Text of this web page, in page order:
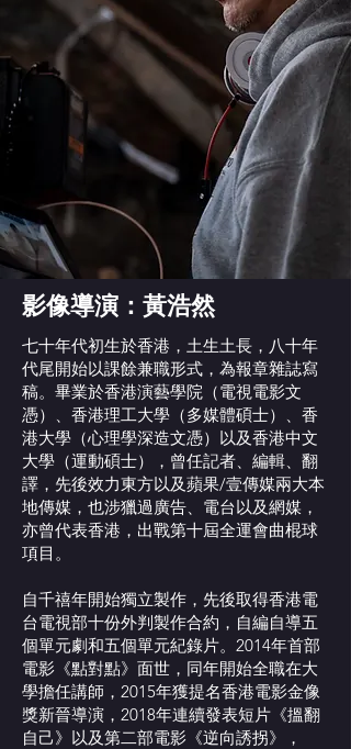
影像導演：黃浩然
七十年代初生於香港，土生土長，八十年
代尾開始以課餘兼職形式，為報章雜誌寫
稿。畢業於香港演藝學院（電視電影文
憑）、香港理工大學（多媒體碩士）、香
港大學（心理學深造文憑）以及香港中文
大學（運動碩士），曾任記者、編輯、翻
譯，先後效力東方以及蘋果/壹傳媒兩大本
地傳媒，也涉獵過廣告、電台以及網媒，
亦曾代表香港，出戰第十屆全運會曲棍球
項目。
自千禧年開始獨立製作，先後取得香港電
台電視部十份外判製作合約，自編自導五
個單元劇和五個單元紀錄片。2014年首部
電影《點對點》面世，同年開始全職在大
學擔任講師，2015年獲提名香港電影金像
獎新晉導演，2018年連續發表短片《搵翻
自己》以及第二部電影《逆向誘拐》，